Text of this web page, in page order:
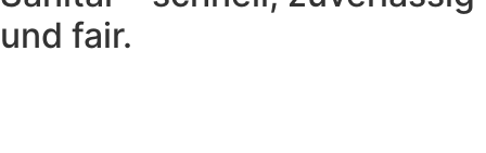
und fair.